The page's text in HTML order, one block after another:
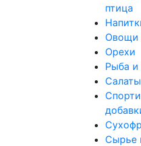
птица
Овощи
Орехи
Рыба
Салаты
Сырье